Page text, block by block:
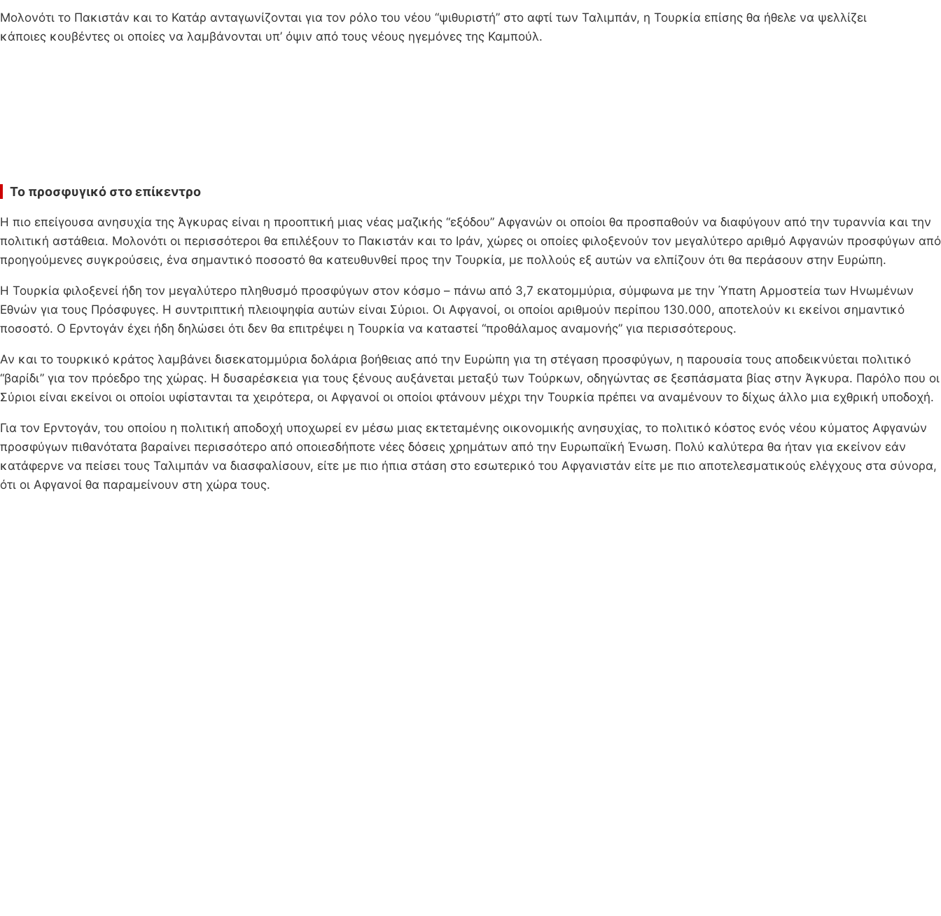
Μολονότι το Πακιστάν και το Κατάρ ανταγωνίζονται για τον ρόλο του νέου “ψιθυριστή” στο αφτί των Ταλιμπάν, η Τουρκία επίσης θα ήθελε να ψελλίζει
κάποιες κουβέντες οι οποίες να λαμβάνονται υπ’ όψιν από τους νέους ηγεμόνες της Καμπούλ.
Το προσφυγικό στο επίκεντρο
Η πιο επείγουσα ανησυχία της Άγκυρας είναι η προοπτική μιας νέας μαζικής “εξόδου” Αφγανών οι οποίοι θα προσπαθούν να διαφύγουν από την τυραννία και την
πολιτική αστάθεια. Μολονότι οι περισσότεροι θα επιλέξουν το Πακιστάν και το Ιράν, χώρες οι οποίες φιλοξενούν τον μεγαλύτερο αριθμό Αφγανών προσφύγων από
προηγούμενες συγκρούσεις, ένα σημαντικό ποσοστό θα κατευθυνθεί προς την Τουρκία, με πολλούς εξ αυτών να ελπίζουν ότι θα περάσουν στην Ευρώπη.
Η Τουρκία φιλοξενεί ήδη τον μεγαλύτερο πληθυσμό προσφύγων στον κόσμο – πάνω από 3,7 εκατομμύρια, σύμφωνα με την Ύπατη Αρμοστεία των Ηνωμένων
Εθνών για τους Πρόσφυγες. Η συντριπτική πλειοψηφία αυτών είναι Σύριοι. Οι Αφγανοί, οι οποίοι αριθμούν περίπου 130.000, αποτελούν κι εκείνοι σημαντικό
ποσοστό. Ο Ερντογάν έχει ήδη δηλώσει ότι δεν θα επιτρέψει η Τουρκία να καταστεί “προθάλαμος αναμονής” για περισσότερους.
Αν και το τουρκικό κράτος λαμβάνει δισεκατομμύρια δολάρια βοήθειας από την Ευρώπη για τη στέγαση προσφύγων, η παρουσία τους αποδεικνύεται πολιτικό
“βαρίδι” για τον πρόεδρο της χώρας. Η δυσαρέσκεια για τους ξένους αυξάνεται μεταξύ των Τούρκων, οδηγώντας σε ξεσπάσματα βίας στην Άγκυρα. Παρόλο που οι
Σύριοι είναι εκείνοι οι οποίοι υφίστανται τα χειρότερα, οι Αφγανοί οι οποίοι φτάνουν μέχρι την Τουρκία πρέπει να αναμένουν το δίχως άλλο μια εχθρική υποδοχή.
Για τον Ερντογάν, του οποίου η πολιτική αποδοχή υποχωρεί εν μέσω μιας εκτεταμένης οικονομικής ανησυχίας, το πολιτικό κόστος ενός νέου κύματος Αφγανών
προσφύγων πιθανότατα βαραίνει περισσότερο από οποιεσδήποτε νέες δόσεις χρημάτων από την Ευρωπαϊκή Ένωση. Πολύ καλύτερα θα ήταν για εκείνον εάν
κατάφερνε να πείσει τους Ταλιμπάν να διασφαλίσουν, είτε με πιο ήπια στάση στο εσωτερικό του Αφγανιστάν είτε με πιο αποτελεσματικούς ελέγχους στα σύνορα,
ότι οι Αφγανοί θα παραμείνουν στη χώρα τους.